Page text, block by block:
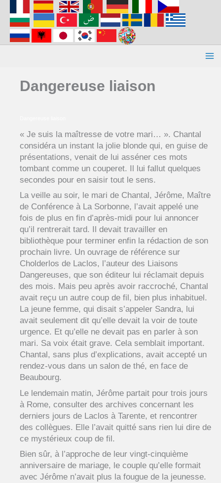
contenu
Dangereuse liaison
« Je suis la maîtresse de votre mari… ». Chantal
considéra un instant la jolie blonde qui, en guise de
présentations, venait de lui asséner ces mots
tombant comme un couperet. Il lui fallut quelques
secondes pour en saisir tout le sens.
La veille au soir, le mari de Chantal, Jérôme, Maître
de Conférence à La Sorbonne, l’avait appelé une
fois de plus en fin d’après-midi pour lui annoncer
qu’il rentrerait tard. Il devait travailler en
bibliothèque pour terminer enfin la rédaction de son
prochain livre. Un ouvrage de référence sur
Cholderlos de Laclos, l’auteur des Liaisons
Dangereuses, que son éditeur lui réclamait depuis
des mois. Mais peu après avoir raccroché, Chantal
avait reçu un autre coup de fil, bien plus inhabituel.
La jeune femme, qui disait s’appeler Sandra, lui
avait seulement dit qu’elle devait la voir de toute
urgence. Et qu’elle ne devait pas en parler à son
mari. Sa voix était grave. Cela semblait important.
Chantal, sans plus d’explications, avait accepté un
rendez-vous dans un salon de thé, en face de
Beaubourg.
Le lendemain matin, Jérôme partait pour trois jours
à Rome, consulter des archives concernant les
derniers jours de Laclos à Tarente, et rencontrer
des collègues. Elle l’avait quitté sans rien lui dire de
ce mystérieux coup de fil.
Bien sûr, à l’approche de leur vingt-cinquième
anniversaire de mariage, le couple qu’elle formait
avec Jérôme n’avait plus la fougue de la jeunesse.